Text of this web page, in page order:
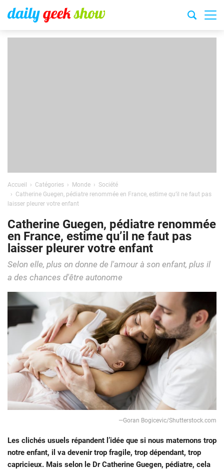
Accueil Catégories Monde
Société
Catherine Guegen, pédiatre renommée en France, estime qu’il ne faut pas
laisser pleurer votre enfant
Catherine Guegen, pédiatre renommée
en France, estime qu’il ne faut pas
laisser pleurer votre enfant
Selon elle, plus on donne de l'amour à son enfant, plus il
a des chances d'être autonome
—Goran Bogicevic/Shutterstock.com
Les clichés usuels répandent l’idée que si nous maternons trop
notre enfant, il va devenir trop fragile, trop dépendant, trop
capricieux. Mais selon le Dr Catherine Guegen, pédiatre, cela